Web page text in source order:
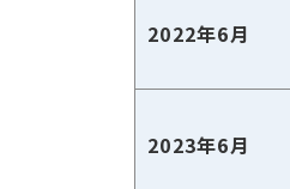
2022年6月
2023年6月